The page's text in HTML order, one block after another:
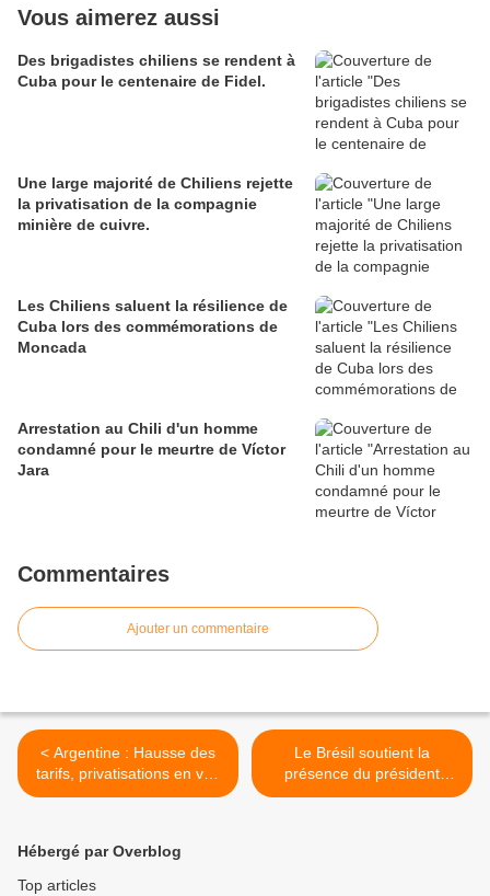
Vous aimerez aussi
Des brigadistes chiliens se rendent à
Cuba pour le centenaire de Fidel.
Une large majorité de Chiliens rejette
la privatisation de la compagnie
minière de cuivre.
Les Chiliens saluent la résilience de
Cuba lors des commémorations de
Moncada
Arrestation au Chili d'un homme
condamné pour le meurtre de Víctor
Jara
Commentaires
Ajouter un commentaire
< Argentine : Hausse des
tarifs, privatisations en vue
et plus de mesures contre
Le Brésil soutient la
présence du président
Poutine au sommet du G20
Hébergé par Overblog
Top articles